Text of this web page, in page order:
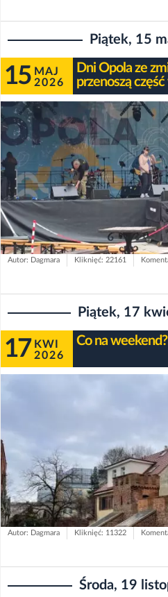
Piątek, 15
15 MAJ
2026
Dni Opola ze
przenoszą
Autor: Dagmara Kliknięć: 22161
Piątek, 17
17 KWI
2026
Co na weekend?
Autor: Dagmara Kliknięć: 11322
Środa, 19